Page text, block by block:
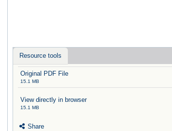
Resource tools
Original PDF File
15.1 MB
View directly in browser
15.1 MB
Share